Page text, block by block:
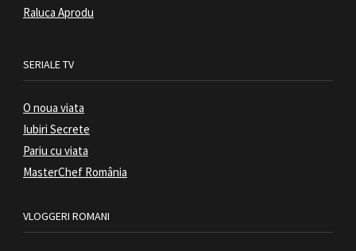
Raluca Aprodu
SERIALE TV
O noua viata
Iubiri Secrete
Pariu cu viata
MasterChef România
VLOGGERI ROMANI